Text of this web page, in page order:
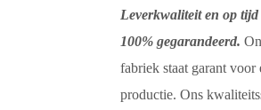
Leverkwaliteit en op
100% gegarandeerd.
fabriek staat garant voor
productie. Ons